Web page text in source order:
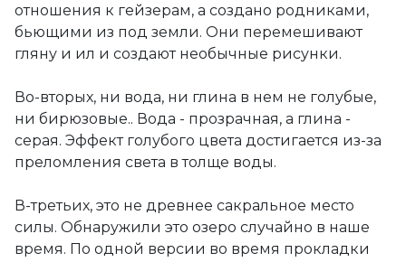
отношения к гейзерам, а создано родниками,
бьющими из под земли. Они перемешивают
гляну и ил и создают необычные рисунки.
Во-вторых, ни вода, ни глина в нем не голубые,
ни бирюзовые.. Вода - прозрачная, а глина -
серая. Эффект голубого цвета достигается из-за
преломления света в толще воды.
В-третьих, это не древнее сакральное место
силы. Обнаружили это озеро случайно в наше
время. По одной версии во время прокладки